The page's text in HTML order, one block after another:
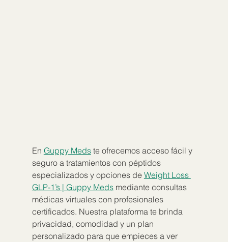
En Guppy Meds te ofrecemos acceso fácil y
seguro a tratamientos con péptidos
especializados y opciones de Weight Loss
GLP-1’s | Guppy Meds mediante consultas
médicas virtuales con profesionales
certificados. Nuestra plataforma te brinda
privacidad, comodidad y un plan
personalizado para que empieces a ver